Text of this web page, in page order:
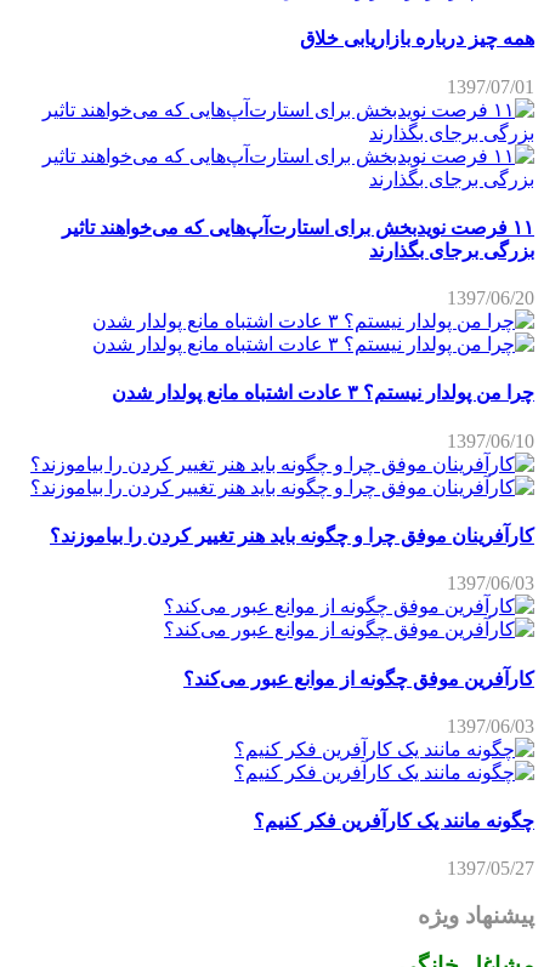
همه چیز درباره بازاریابی خلاق
1397/07/01
۱۱ فرصت نویدبخش برای استارت‌آپ‌هایی که می‌خواهند تاثیر
بزرگی برجای بگذارند
1397/06/20
چرا من پولدار نیستم؟ ۳ عادت اشتباه مانع پولدار شدن
1397/06/10
کارآفرینان موفق چرا و چگونه باید هنر تغییر کردن را بیاموزند؟
1397/06/03
کارآفرین موفق چگونه از موانع عبور می‌کند؟
1397/06/03
چگونه مانند یک کارآفرین فکر کنیم؟
1397/05/27
پیشنهاد ویژه